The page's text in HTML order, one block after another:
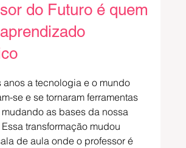
do Futuro é quem
com NaN de 5 estrelas.
anos a tecnologia e o mundo
se e se tornaram ferramentas
as bases da nossa
transformação mudou
de aula onde o professor é